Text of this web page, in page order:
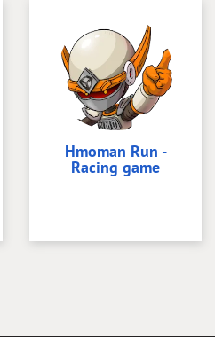
Hmoman Run -
Racing game